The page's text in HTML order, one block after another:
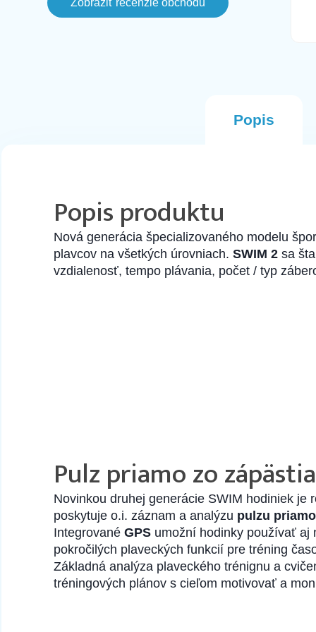
Zobraziť recenzie obchodu
Popis
Popis produktu
Nová generácia špecializovaného modelu
plavcov na všetkých úrovniach.SWIM 2 sa
vzdialenosť, tempo plávania, počet / typ
Pulz priamo zo zápästia
Novinkou druhej generácie SWIM hodiniek je
poskytuje o.i. záznam a analýzu pulzu
IntegrovanéGPS umožní hodinky používať aj
pokročilých plaveckých funkcií pre tréning
Základná analýza plaveckého trénignu a
tréningových plánov s cieľom motivovať a